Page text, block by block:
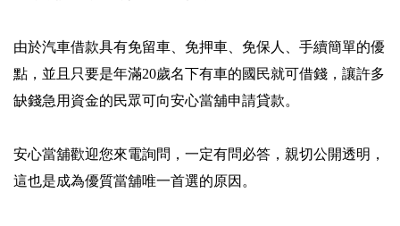
由於汽車借款具有免留車、免押車、免保人、手續簡單的優
點，並且只要是年滿20歲名下有車的國民就可借錢，讓許多
缺錢急用資金的民眾可向安心當舖申請貸款。
安心當舖歡迎您來電詢問，一定有問必答，親切公開透明，
這也是成為優質當舖唯一首選的原因。